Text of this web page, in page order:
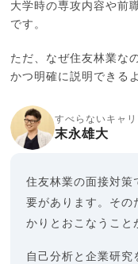
大学時の専攻内容や前
です。
ただ、なぜ住友林業な
かつ明確に説明できる
すべらないキャ
末永雄大
住友林業の面接対策
要があります。その
かりとおこなうこと
自己分析と企業研究